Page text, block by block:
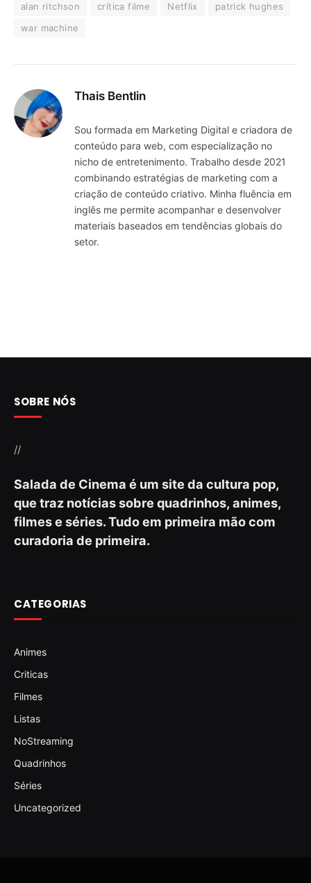
alan ritchson crítica filme Netflix
patrick hughes
war machine
Thais Bentlin
Sou formada em Marketing Digital e criadora de
conteúdo para web, com especialização no
nicho de entretenimento. Trabalho desde 2021
combinando estratégias de marketing com a
criação de conteúdo criativo. Minha fluência em
inglês me permite acompanhar e desenvolver
materiais baseados em tendências globais do
setor.
SOBRE NÓS
//
Salada de Cinema é um site da cultura pop,
que traz notícias sobre quadrinhos, animes,
filmes e séries. Tudo em primeira mão com
curadoria de primeira.
CATEGORIAS
Animes
Criticas
Filmes
Listas
NoStreaming
Quadrinhos
Séries
Uncategorized